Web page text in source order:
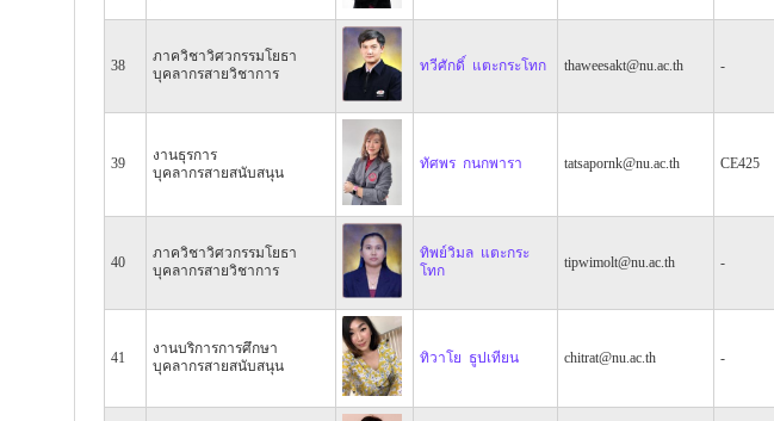
38
ภาควิชาวิศวกรรมโยธา
บุคลากรสายวิชาการ
ทวีศักดิ์ แตะกระโทก thaweesakt@nu.ac.th -
39
งานธุรการ
บุคลากรสายสนับสนุน
ทัศพร กนกพารา tatsapornk@nu.ac.th CE425
40
ภาควิชาวิศวกรรมโยธา
บุคลากรสายวิชาการ
ทิพย์วิมล แตะกระ
โทก
tipwimolt@nu.ac.th -
41
งานบริการการศึกษา
บุคลากรสายสนับสนุน
ทิวาโย ธูปเทียน chitrat@nu.ac.th -